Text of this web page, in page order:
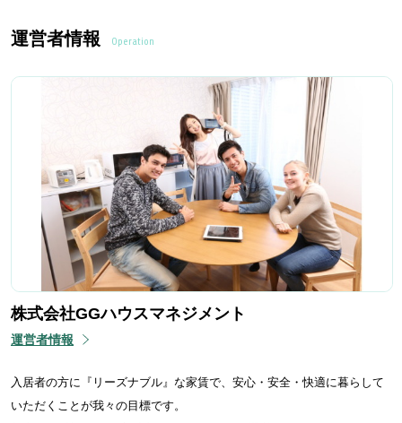
運営者情報 Operation
株式会社GGハウスマネジメント
運営者情報
入居者の方に『リーズナブル』な家賃で、安心・安全・快適に暮らして
いただくことが我々の目標です。